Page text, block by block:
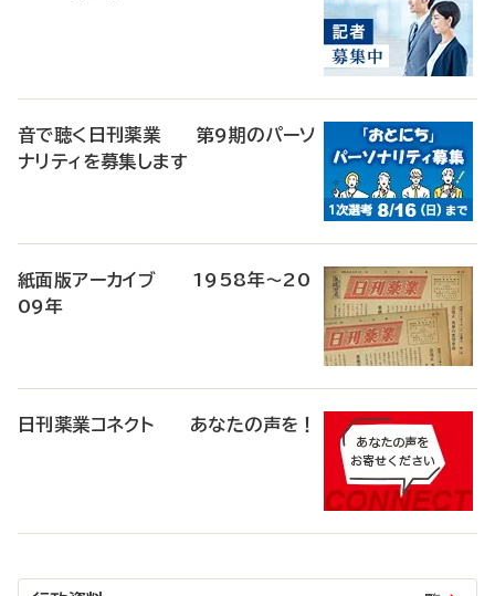
音で聴く日刊薬業 第9期のパーソ
ナリティを募集します
紙面版アーカイブ 1958年～20
09年
日刊薬業コネクト あなたの声を！